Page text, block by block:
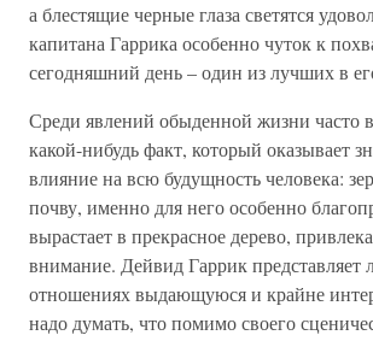
а блестящие черные глаза светятся
капитана Гаррика особенно чуток к
сегодняшний день – один из лучших в
Среди явлений обыденной жизни часто
какой-нибудь факт, который оказывает
влияние на всю будущность человека:
почву, именно для него особенно
вырастает в прекрасное дерево,
внимание. Дейвид Гаррик представляет
отношениях выдающуюся и крайне
надо думать, что помимо своего